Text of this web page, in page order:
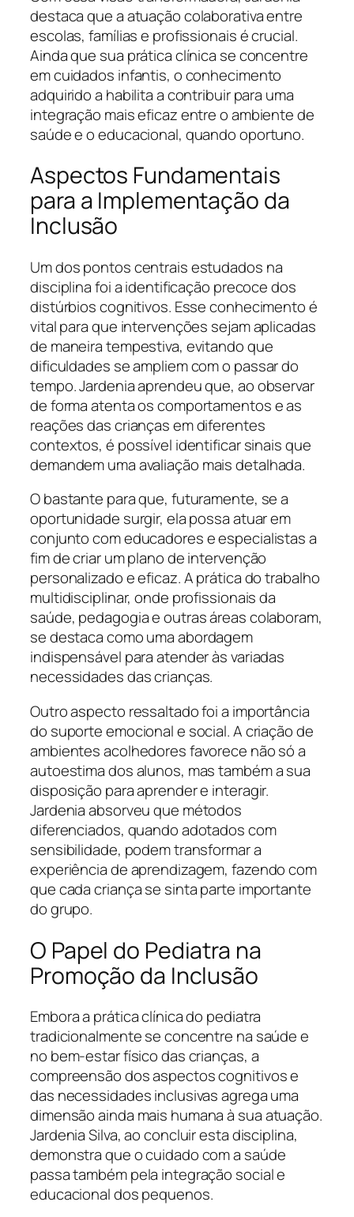
destaca que a atuação colaborativa entre
escolas, famílias e profissionais é crucial.
Ainda que sua prática clínica se concentre
em cuidados infantis, o conhecimento
adquirido a habilita a contribuir para uma
integração mais eficaz entre o ambiente de
saúde e o educacional, quando oportuno.
Aspectos Fundamentais
para a Implementação da
Inclusão
Um dos pontos centrais estudados na
disciplina foi a identificação precoce dos
distúrbios cognitivos. Esse conhecimento é
vital para que intervenções sejam aplicadas
de maneira tempestiva, evitando que
dificuldades se ampliem com o passar do
tempo. Jardenia aprendeu que, ao observar
de forma atenta os comportamentos e as
reações das crianças em diferentes
contextos, é possível identificar sinais que
demandem uma avaliação mais detalhada.
O bastante para que, futuramente, se a
oportunidade surgir, ela possa atuar em
conjunto com educadores e especialistas a
fim de criar um plano de intervenção
personalizado e eficaz. A prática do trabalho
multidisciplinar, onde profissionais da
saúde, pedagogia e outras áreas colaboram,
se destaca como uma abordagem
indispensável para atender às variadas
necessidades das crianças.
Outro aspecto ressaltado foi a importância
do suporte emocional e social. A criação de
ambientes acolhedores favorece não só a
autoestima dos alunos, mas também a sua
disposição para aprender e interagir.
Jardenia absorveu que métodos
diferenciados, quando adotados com
sensibilidade, podem transformar a
experiência de aprendizagem, fazendo com
que cada criança se sinta parte importante
do grupo.
O Papel do Pediatra na
Promoção da Inclusão
Embora a prática clínica do pediatra
tradicionalmente se concentre na saúde e
no bem-estar físico das crianças, a
compreensão dos aspectos cognitivos e
das necessidades inclusivas agrega uma
dimensão ainda mais humana à sua atuação.
Jardenia Silva, ao concluir esta disciplina,
demonstra que o cuidado com a saúde
passa também pela integração social e
educacional dos pequenos.